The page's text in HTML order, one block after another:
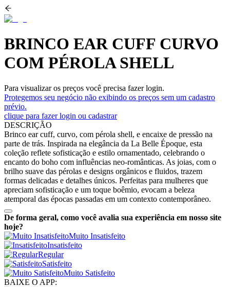
BRINCO EAR CUFF CURVO
COM PÉROLA SHELL
Para visualizar os preços você precisa fazer login.
Protegemos seu negócio não exibindo os preços sem um cadastro
prévio.
clique para fazer login ou cadastrar
DESCRIÇÃO
Brinco ear cuff, curvo, com pérola shell, e encaixe de pressão na
parte de trás. Inspirada na elegância da La Belle Époque, esta
coleção reflete sofisticação e estilo ornamentado, celebrando o
encanto do boho com influências neo-românticas. As joias, com o
brilho suave das pérolas e designs orgânicos e fluidos, trazem
formas delicadas e detalhes únicos. Perfeitas para mulheres que
apreciam sofisticação e um toque boêmio, evocam a beleza
atemporal das épocas passadas em um contexto contemporâneo.
De forma geral, como você avalia sua experiência em nosso site
hoje?
Muito Insatisfeito
Insatisfeito
Regular
Satisfeito
Muito Satisfeito
BAIXE O APP: